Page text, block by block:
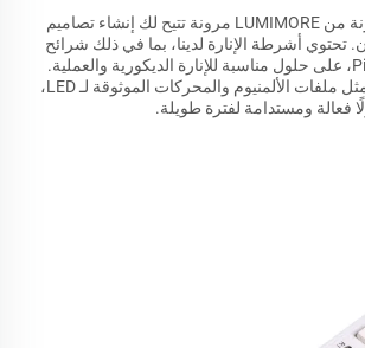
تقدم شرائط LED المرنة من LUMIMORE مرونة تتيح لك إنشاء تصاميم
تحتوي أشرطة الإنارة لدينا، بما في ذلك شرائح
SMD وشرائح Pixel LED، على حلول مناسبة للإنارة الديكورية والعملية.
وبفضل المواد الدائمة مثل ملفات الألمنيوم والمحركات الموثوقة لـ LED،